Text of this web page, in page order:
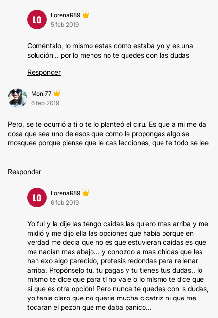
LO
LorenaR89
5 feb 2019
Coméntalo, lo mismo estas como estaba yo y es una
solución... por lo menos no te quedes con las dudas
Responder
Moni77
6 feb 2019
Pero, se te ocurrió a ti o te lo planteó el ciru. Es que a mi me da
cosa que sea uno de esos que como le propongas algo se
mosquee porque piense que le das lecciones, que te todo se lee
Responder
LO
LorenaR89
6 feb 2019
Yo fui y la dije las tengo caidas las quiero mas arriba y me
midió y me dijo ella las opciones que había porque en
verdad me decia que no es que estuvieran caídas es que
me nacian mas abajo... y conozco a mas chicas que les
han exo algo parecido, protesis redondas para rellenar
arriba. Propónselo tu, tu pagas y tu tienes tus dudas.. lo
mismo te dice que para ti no vale o lo mismo te dice que
si que es otra opción! Pero nunca te quedes con ls dudas,
yo tenia claro que no queria mucha cicatriz ni que me
tocaran el pezon que me daba panico...